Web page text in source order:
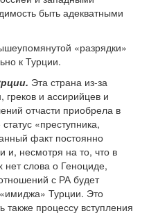
быть адекватными
«разрядки»
к Турции.
Эта страна из-за
и ассирийцев и
отчасти приобрела в
«преступника,
факт постоянно
и, несмотря на то, что в
слова о Геноциде,
с РА будет
Турции. Это
также процессу вступления